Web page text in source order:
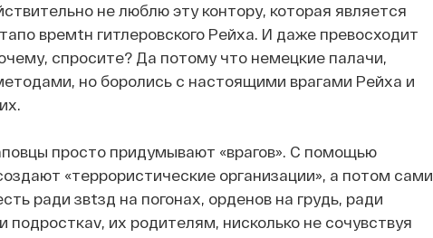
не люблю эту контору, которая является
времtн гитлеровского Рейха. И даже превосходит
спросите? Да потому что немецкие палачи,
но боролись с настоящими врагами Рейха и
просто придумывают «врагов». С помощью
«террористические организации», а потом сами
ради звtзд на погонах, орденов на грудь, ради
их родителям, нисколько не сочувствуя